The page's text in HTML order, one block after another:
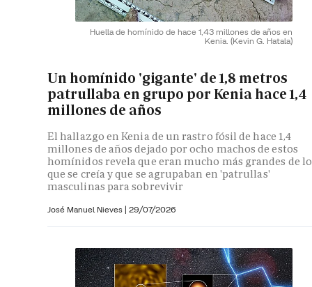
Huella de homínido de hace 1,43 millones de años en
Kenia. (Kevin G. Hatala)
Un homínido 'gigante' de 1,8 metros
patrullaba en grupo por Kenia hace 1,4
millones de años
El hallazgo en Kenia de un rastro fósil de hace 1,4
millones de años dejado por ocho machos de estos
homínidos revela que eran mucho más grandes de lo
que se creía y que se agrupaban en 'patrullas'
masculinas para sobrevivir
José Manuel Nieves | 29/07/2026